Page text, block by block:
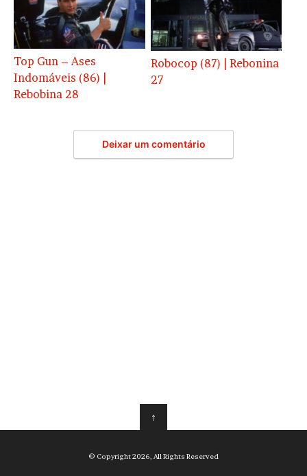
Top Gun – Ases
Indomáveis (86) |
Rebobina 28
Robocop (87) | Rebonina
27
Deixar um comentário
↑
© Copyright 2026, All Rights Reserved